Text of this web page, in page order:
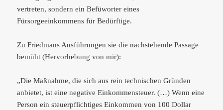
vertreten, sondern ein Befüworter eines
Fürsorgeeinkommens für Bedürftige.
Zu Friedmans Ausführungen sie die nachstehende Passage
bemüht (Hervorhebung von mir):
„Die Maßnahme, die sich aus rein technischen Gründen
anbietet, ist eine negative Einkommensteuer. (…) Wenn eine
Person ein steuerpflichtiges Einkommen von 100 Dollar